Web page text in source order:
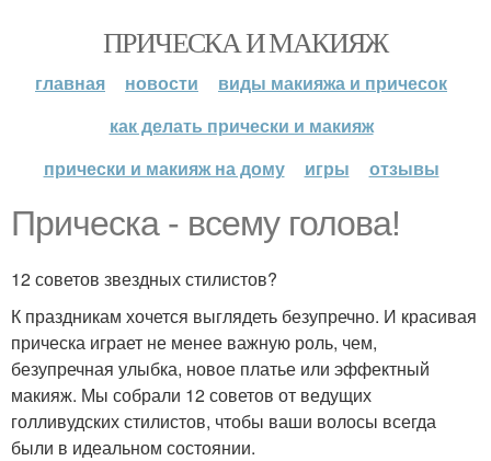
ПРИЧЕСКА И МАКИЯЖ
главная новости
виды макияжа и причесок
как делать прически и макияж
прически и макияж на дому
игры отзывы
Прическа - всему голова!
12 советов звездных стилистов?
К праздникам хочется выглядеть безупречно. И красивая
прическа играет не менее важную роль, чем,
безупречная улыбка, новое платье или эффектный
макияж. Мы собрали 12 советов от ведущих
голливудских стилистов, чтобы ваши волосы всегда
были в идеальном состоянии.